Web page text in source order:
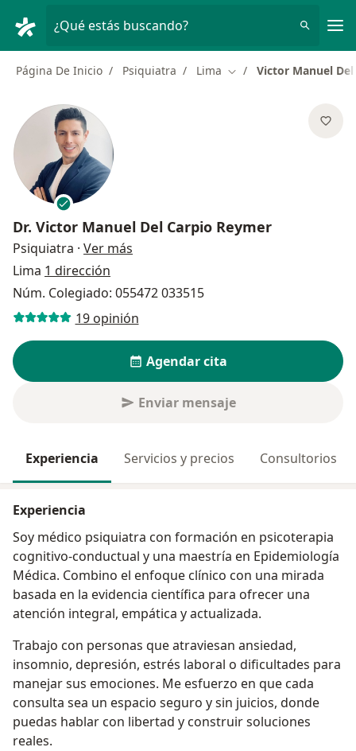
¿Qué estás buscando?
Página De Inicio Psiquiatra Lima Cambiar de ciudad
Victor Manuel
Dr. Victor Manuel Del Carpio Reymer
Psiquiatra · Ver más
Lima 1 dirección
Núm. Colegiado: 055472 033515
19 opinión
Agendar cita
Enviar mensaje
Experiencia Servicios y precios Consultorios
Experiencia
Soy médico psiquiatra con formación en psicoterapia
cognitivo-conductual y una maestría en Epidemiología
Médica. Combino el enfoque clínico con una mirada
basada en la evidencia científica para ofrecer una
atención integral, empática y actualizada.
Trabajo con personas que atraviesan ansiedad,
insomnio, depresión, estrés laboral o dificultades para
manejar sus emociones. Me esfuerzo en que cada
consulta sea un espacio seguro y sin juicios, donde
puedas hablar con libertad y construir soluciones
reales.